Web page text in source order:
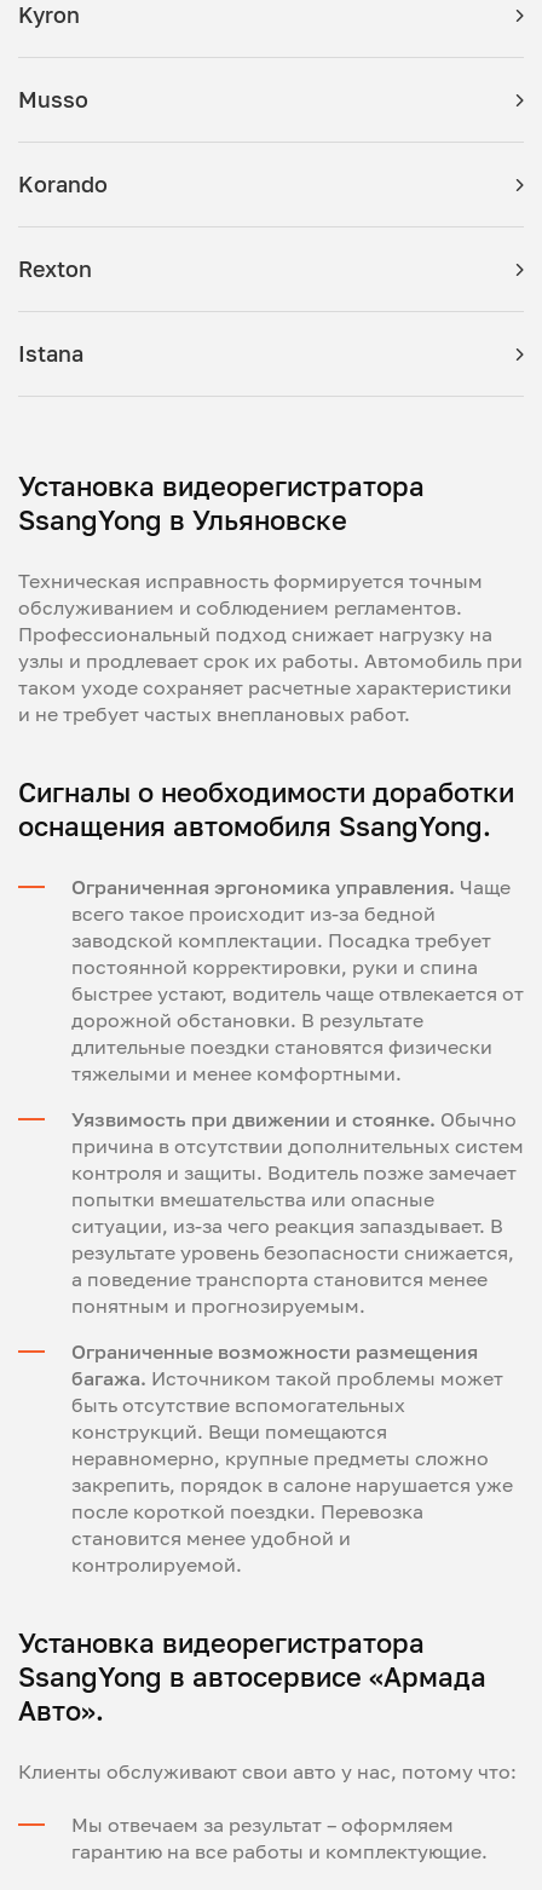
Kyron
Musso
Korando
Rexton
Istana
Установка видеорегистратора
SsangYong в Ульяновске
Техническая исправность формируется точным
обслуживанием и соблюдением регламентов.
Профессиональный подход снижает нагрузку на
узлы и продлевает срок их работы. Автомобиль при
таком уходе сохраняет расчетные характеристики
и не требует частых внеплановых работ.
Сигналы о необходимости доработки
оснащения автомобиля SsangYong.
Ограниченная эргономика управления. Чаще
всего такое происходит из-за бедной
заводской комплектации. Посадка требует
постоянной корректировки, руки и спина
быстрее устают, водитель чаще отвлекается от
дорожной обстановки. В результате
длительные поездки становятся физически
тяжелыми и менее комфортными.
Уязвимость при движении и стоянке. Обычно
причина в отсутствии дополнительных систем
контроля и защиты. Водитель позже замечает
попытки вмешательства или опасные
ситуации, из-за чего реакция запаздывает. В
результате уровень безопасности снижается,
а поведение транспорта становится менее
понятным и прогнозируемым.
Ограниченные возможности размещения
багажа. Источником такой проблемы может
быть отсутствие вспомогательных
конструкций. Вещи помещаются
неравномерно, крупные предметы сложно
закрепить, порядок в салоне нарушается уже
после короткой поездки. Перевозка
становится менее удобной и
контролируемой.
Установка видеорегистратора
SsangYong в автосервисе «Армада
Авто».
Клиенты обслуживают свои авто у нас, потому что:
Мы отвечаем за результат – оформляем
гарантию на все работы и комплектующие.